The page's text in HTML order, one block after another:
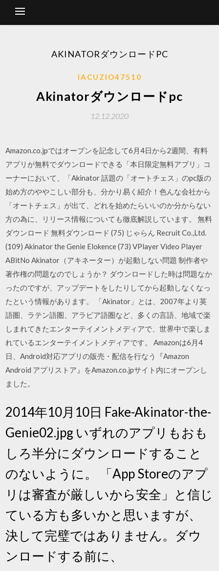
AKINATORダウンロードPC
IACUZIO47510
Akinatorダウンロードpc
12.12.2020
Amazon.co.jpではオープンを記念して6月4日から2週間、有料
アプリが無料でダウンロードできる「本日限定無料アプリ」コ
ーナーにおいて、「Akinator 話題の「オートチェス」のpc版の
始め方のややこしい部分も、分かり易く紹介！色んな会社から
「オートチェス」が出て、どれを始めたらいいのか分からない
方の為に、リリース情報についても徹底解説しています。 無料
ダウンロード 無料ダウンロード (75) じゃらん Recruit Co.,Ltd.
(109) Akinator the Genie Elokence (73) VPlayer Video Player
ABitNo Akinator（アキネーター）が起動しない問題 制作者や
著作権の問題なのでしょうか？ ダウンロードした時は問題なか
ったのですが、アップデートをしたりしてから起動しなくなっ
たという情報があります。 「Akinator」とは、2007年より英
語圏、ラテン語圏、アラビア語圏など、多くの言語、地域で楽
しまれてきたエンターテイメントメディアで、世界中で楽しま
れているエンターテイメントメディアです。 Amazonは6月4
日、Android対応アプリの販売・配信を行なう『Amazon
Android アプリストア』をAmazon.co.jpサイト内にオープンし
ました。
2014年10月10日 Fake-Akinator-the-
Genie02.jpg いずれのアプリもおも
しろ半分にダウンロードすること
のないように。 「App Storeのアプ
リは審査が厳しいから安全」と信じ
ている方も多いかと思いますが、
決して完璧ではありません。ダウ
ンロードする前に、